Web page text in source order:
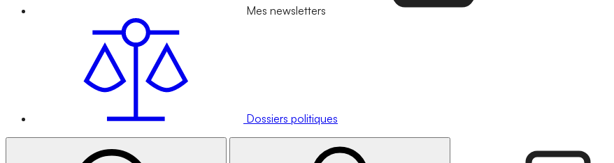
Mes newsletters
Dossiers politiques